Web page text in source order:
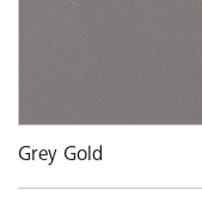
Grey Gold